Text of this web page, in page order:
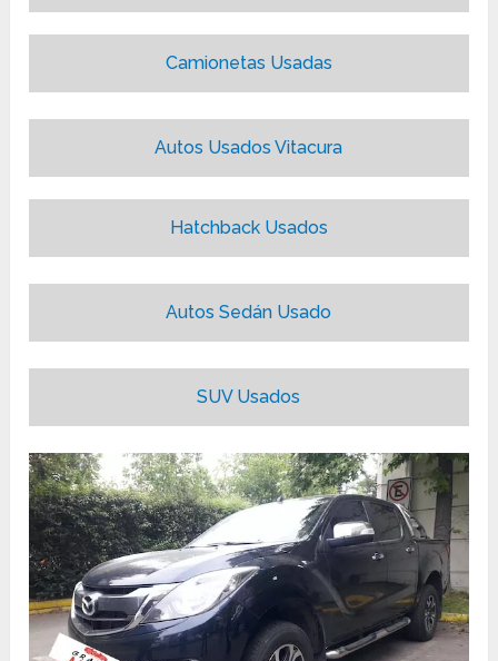
Camionetas Usadas
Autos Usados Vitacura
Hatchback Usados
Autos Sedán Usado
SUV Usados